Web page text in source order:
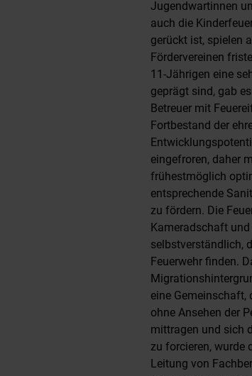
Jugendwartinnen
auch die
gerückt ist, spielen
Fördervereinen
11-Jährigen eine
geprägt sind, gab
Betreuer mit
Fortbestand der
eingefroren, daher
frühestmöglich
entsprechende
zu fördern. Die
Kameradschaft
selbstverständlich,
Feuerwehr finden.
eine Gemeinschaft,
ohne Ansehen der
mittragen und sich
zu forcieren, wurde
Leitung von